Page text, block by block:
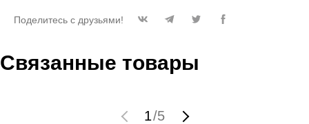
Поделитесь с друзьями!
Связанные товары
1/5